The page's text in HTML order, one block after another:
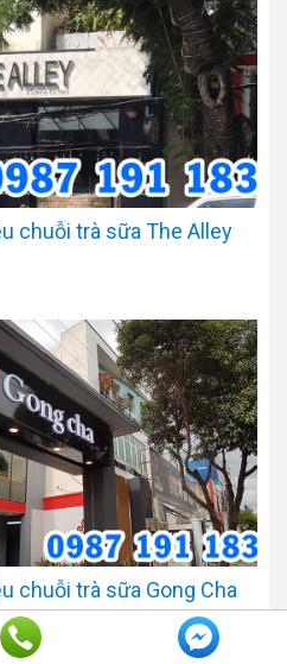
chuỗi trà sữa The Alley
chuỗi trà sữa Gong Cha